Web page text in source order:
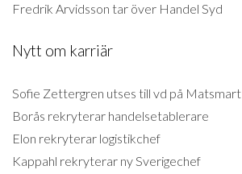
Fredrik Arvidsson tar över Handel Syd
Nytt om karriär
Sofie Zettergren utses till vd på Matsmart
Borås rekryterar handelsetablerare
Elon rekryterar logistikchef
Kappahl rekryterar ny Sverigechef